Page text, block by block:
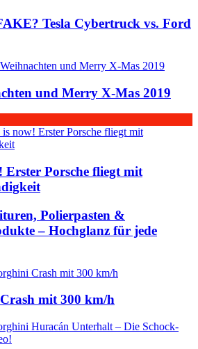
Tesla Cybertruck vs. Ford
und Merry X-Mas 2019
Erster Porsche fliegt mit
Polierpasten &
– Hochglanz für jede
mit 300 km/h